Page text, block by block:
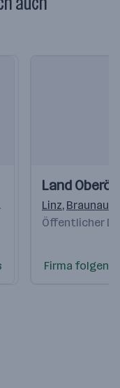
Lauenau ,Paris,
Videos
Einblicke
Einblicke
Land
Linz, Braunau
Öffentlicher
Firma folgen